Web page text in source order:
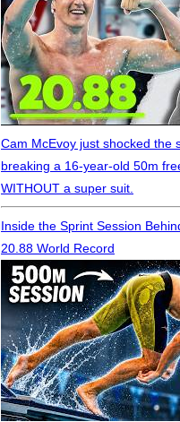
Cam McEvoy just shocked the
breaking a 16-year-old 50m
WITHOUT a super suit.
Inside the Sprint Session
20.88 World Record